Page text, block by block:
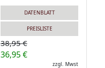
DATENBLATT
PREISLISTE
38,95 €
36,95 €
zzgl. Mwst